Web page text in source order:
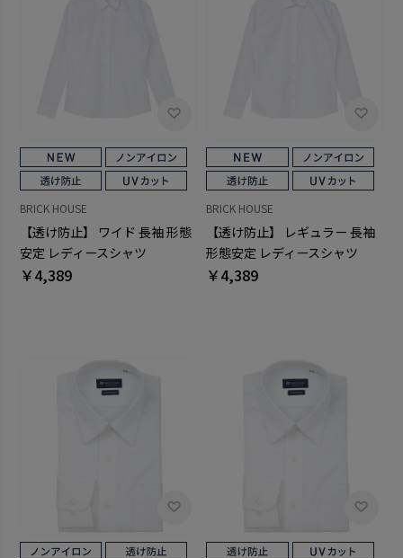
BRICK HOUSE
【透け防止】 ワイド 長袖 形態
安定 レディースシャツ
￥4,389
BRICK HOUSE
【透け防止】 レギュラー 長袖
形態安定 レディースシャツ
￥4,389